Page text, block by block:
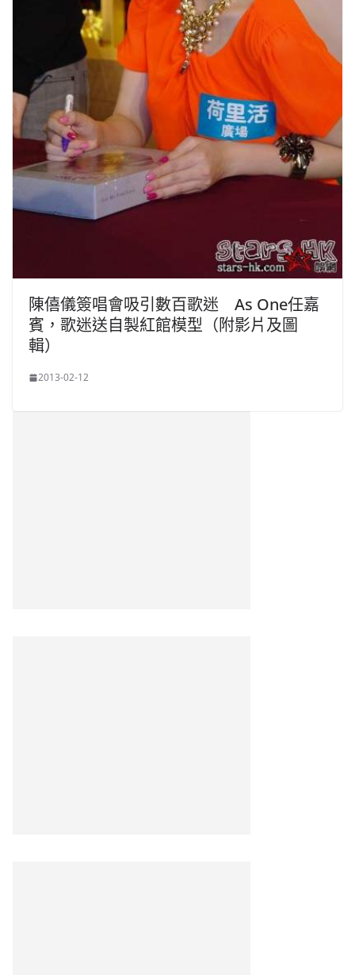
陳僖儀簽唱會吸引數百歌迷 As One任嘉
賓，歌迷送自製紅館模型（附影片及圖
輯）
2013-02-12